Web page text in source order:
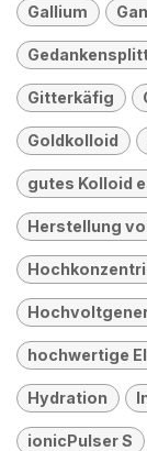
Gallium
Gitterkäfig
Goldkolloid
gutes Kolloid
Herstellung
hochwertige
Hydration
ionicPulser S